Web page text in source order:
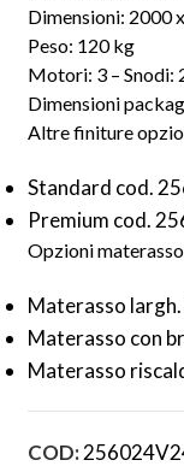
Dimensioni: 2000
Peso: 120 kg
Motori: 3 – Snodi:
Dimensioni
Altre finiture
Standard cod.
Premium cod.
Opzioni
Materasso
Materasso con
Materasso
COD: